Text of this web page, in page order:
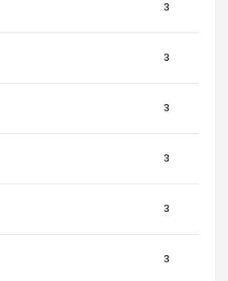
3
3
3
3
3
3